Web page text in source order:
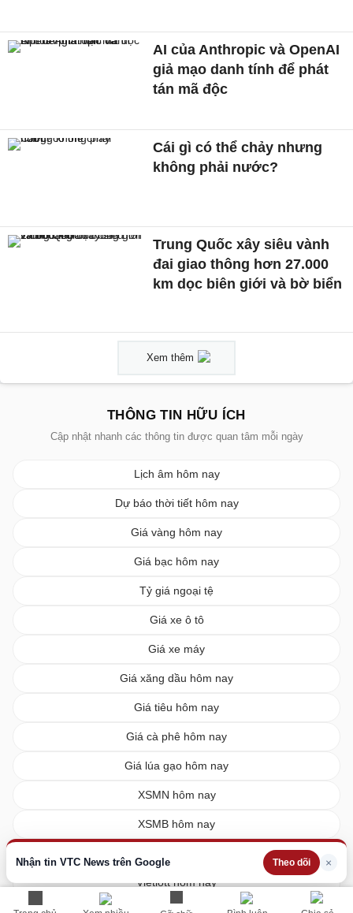
Nhận tin VTC News trên Google Theo dõi ×
AI của Anthropic và OpenAI
giả mạo danh tính để phát
tán mã độc
Cái gì có thể chảy nhưng
không phải nước?
Trung Quốc xây siêu vành
đai giao thông hơn 27.000
km dọc biên giới và bờ biển
Xem thêm
THÔNG TIN HỮU ÍCH
Cập nhật nhanh các thông tin được quan tâm mỗi ngày
Lịch âm hôm nay
Dự báo thời tiết hôm nay
Giá vàng hôm nay
Giá bạc hôm nay
Tỷ giá ngoại tệ
Giá xe ô tô
Giá xe máy
Giá xăng dầu hôm nay
Giá tiêu hôm nay
Giá cà phê hôm nay
Giá lúa gạo hôm nay
XSMN hôm nay
XSMB hôm nay
Vietlott hôm nay